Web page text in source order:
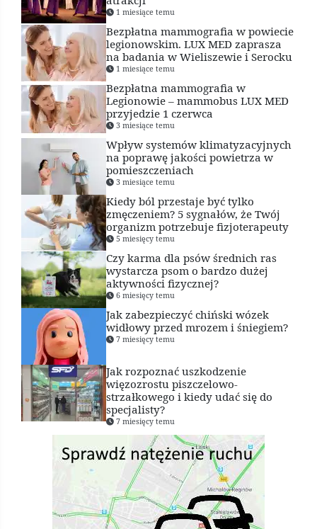
1 miesiące temu
Bezpłatna mammografia w powiecie
legionowskim. LUX MED zaprasza
na badania w Wieliszewie i Serocku
1 miesiące temu
Bezpłatna mammografia w
Legionowie – mammobus LUX MED
przyjedzie 1 czerwca
3 miesiące temu
Wpływ systemów klimatyzacyjnych
na poprawę jakości powietrza w
pomieszczeniach
3 miesiące temu
Kiedy ból przestaje być tylko
zmęczeniem? 5 sygnałów, że Twój
organizm potrzebuje fizjoterapeuty
5 miesięcy temu
Czy karma dla psów średnich ras
wystarcza psom o bardzo dużej
aktywności fizycznej?
6 miesięcy temu
Jak zabezpieczyć chiński wózek
widłowy przed mrozem i śniegiem?
7 miesięcy temu
Jak rozpoznać uszkodzenie
więzozrostu piszczelowo-
strzałkowego i kiedy udać się do
specjalisty?
7 miesięcy temu